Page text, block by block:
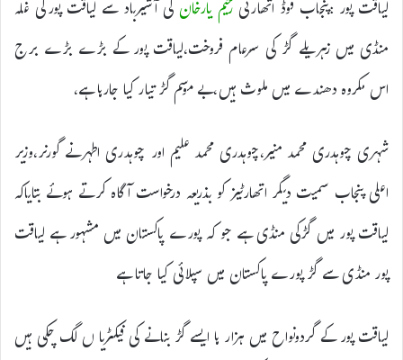
لیاقت پور :پنجاب فوڈ اتھارٹیرحیم یارخانکی آشیرباد سے لیاقت پورکی غلہ
منڈی میں زہریلے گڑ کی سرعام فروخت،لیاقت پور کے بڑے بڑے برج
اس مکروہ دھندے میں ملوث ہیں،بے موسم گڑ تیار کیا جارہا ہے،
شہری چوہدری محمد منیر،چوہدری محمد علیم اور چوہدری اطہرنے گورنر،وزیر
اعلی پنجاب سمیت دیگر اتھارٹیز کو بذریعہ درخواست آگاہ کرتے ہوئے بتایاکہ
لیاقت پور میں گڑکی منڈی ہے جو کہ پورے پاکستان میں مشہور ہے لیاقت
پور منڈی سے گڑ پورے پاکستان میں سپلائی کیا جاتا ہے
لیاقت پور کے گردونواح میں ہزار ہا ایسے گڑ بنانے کی فیکٹریا ں لگ چکی ہیں